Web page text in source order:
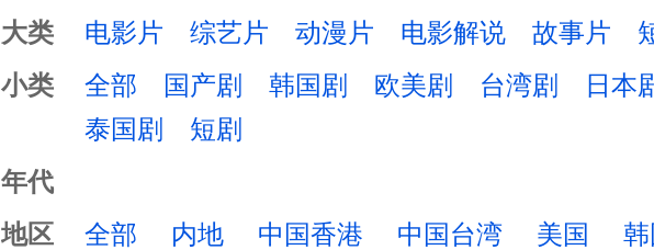
吴思凡,吴秀波,肖旭,杨幂,
成杰
柳岩 yan liu,马丽,汤唯,温
大类 电影片 综艺片 动漫片 电影解说 故事片
小类
全部 国产剧 韩国剧 欧美剧 台湾剧 日本
泰国剧
短剧
年代
地区
全部 内地 中国香港 中国台湾 美国 韩